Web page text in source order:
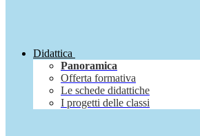
Didattica
Panoramica
Offerta formativa
Le schede didattiche
I progetti delle classi